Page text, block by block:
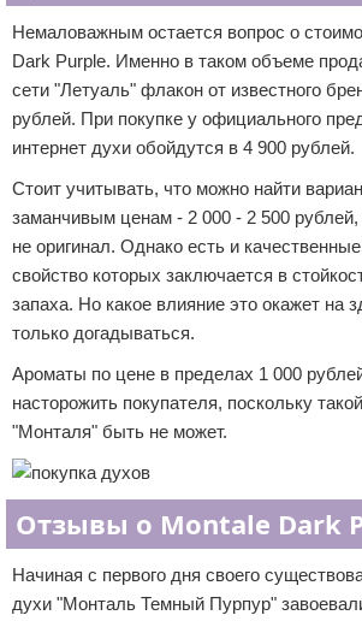
Немаловажным остается вопрос о
Dark Purple. Именно в таком объеме
сети "Летуаль" флакон от известного
рублей. При покупке у официального
интернет духи обойдутся в 4 900 рублей.
Стоит учитывать, что можно найти
заманчивым ценам - 2 000 - 2 500
не оригинал. Однако есть и
свойство которых заключается в
запаха. Но какое влияние это окажет на
только догадываться.
Ароматы по цене в пределах 1 000
насторожить покупателя, поскольку
"Монталя" быть не может.
Отзывы о Montale Dark
Начиная с первого дня своего
духи "Монталь Темный Пурпур"